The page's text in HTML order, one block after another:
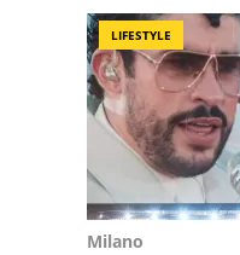
LIFESTYLE
Milano